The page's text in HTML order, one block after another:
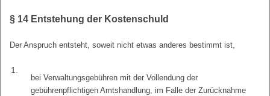
§ 14 Entstehung der Kostenschuld
Der Anspruch entsteht, soweit nicht etwas anderes bestimmt ist,
1.
bei Verwaltungsgebühren mit der Vollendung der
gebührenpflichtigen Amtshandlung, im Falle der Zurücknahme